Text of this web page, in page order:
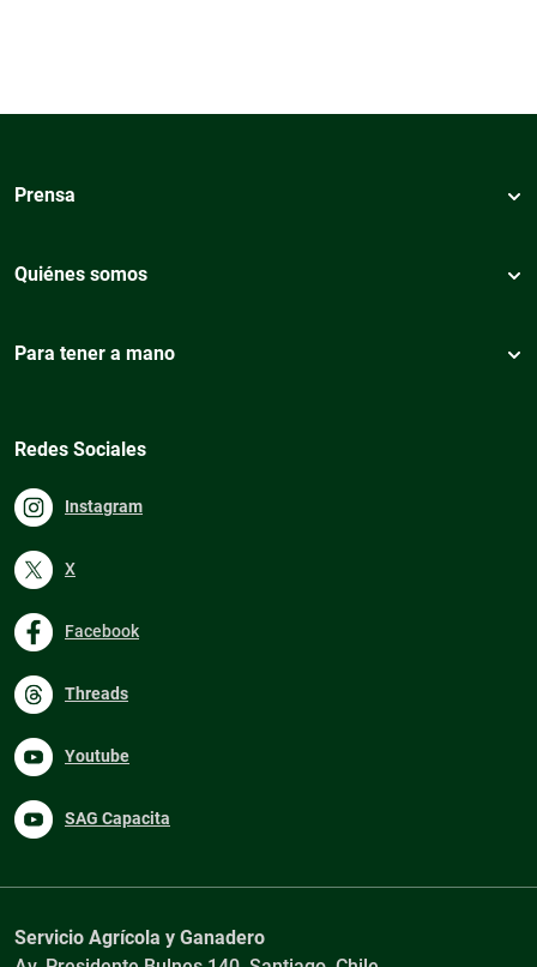
Prensa
Quiénes somos
Para tener a mano
Redes Sociales
Instagram
X
Facebook
Threads
Youtube
SAG Capacita
Servicio Agrícola y Ganadero